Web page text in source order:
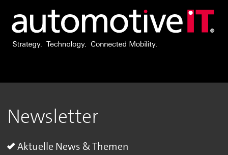
Newsletter
Aktuelle News & Themen